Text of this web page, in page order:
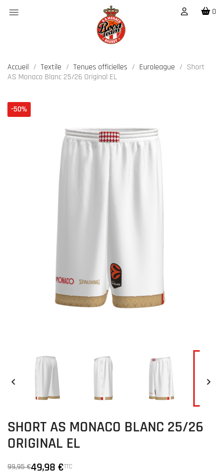
 0
Accueil Textile Tenues officielles Euroleague
Short
AS Monaco Blanc 25/26 Original EL
-50%
 
SHORT AS MONACO BLANC 25/26
ORIGINAL EL
99,95 €49,98 €TTC